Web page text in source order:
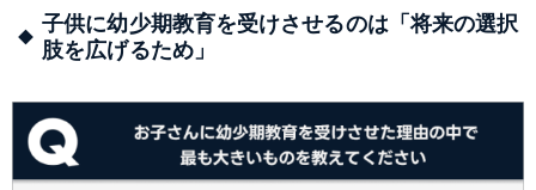
子供に幼少期教育を受けさせるのは「将来の選択
肢を広げるため」